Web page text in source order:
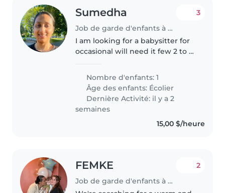
Sumedha
Job de garde d'enfants à Toronto
3
I am looking for a babysitter for
occasional will need it few 2 to 4
Nombre d'enfants: 1
Âge des enfants: Écolier
Dernière Activité: il y a 2
semaines
15,00 $/heure
FEMKE
Job de garde d'enfants à Belœil
2